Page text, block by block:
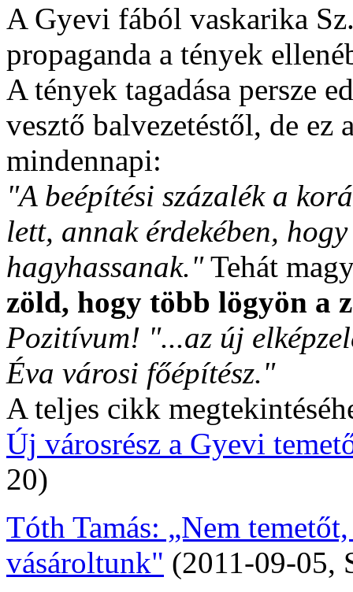
A Gyevi fából vaskarika
propaganda a tények
A tények tagadása persze
vesztő balvezetéstől, de ez
mindennapi:
"A beépítési százalék a
lett, annak érdekében,
hagyhassanak."Tehát
zöld, hogy több lögyön a
Pozitívum! "...az új
Éva városi főépítész."
A teljes cikk
Új városrész a Gyevi
20)
Tóth Tamás: „Nem
vásároltunk" (2011-09-05,